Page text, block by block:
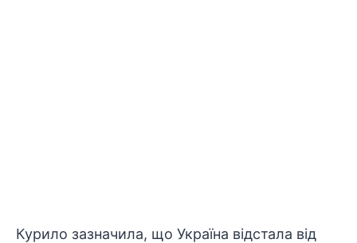
Курило зазначила, що Україна відстала від